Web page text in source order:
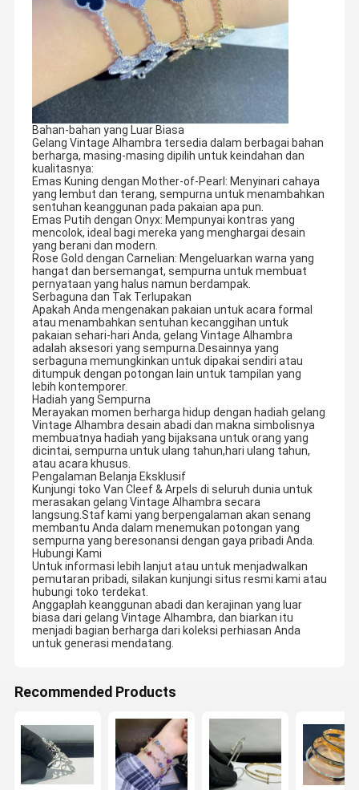
Rumah Produk Tentang Kita
Pabrik
Bahan-bahan yang Luar Biasa
Gelang Vintage Alhambra tersedia dalam berbagai bahan
berharga, masing-masing dipilih untuk keindahan dan
kualitasnya:
Emas Kuning dengan Mother-of-Pearl: Menyinari cahaya
yang lembut dan terang, sempurna untuk menambahkan
sentuhan keanggunan pada pakaian apa pun.
Emas Putih dengan Onyx: Mempunyai kontras yang
mencolok, ideal bagi mereka yang menghargai desain
yang berani dan modern.
Rose Gold dengan Carnelian: Mengeluarkan warna yang
hangat dan bersemangat, sempurna untuk membuat
pernyataan yang halus namun berdampak.
Serbaguna dan Tak Terlupakan
Apakah Anda mengenakan pakaian untuk acara formal
atau menambahkan sentuhan kecanggihan untuk
pakaian sehari-hari Anda, gelang Vintage Alhambra
adalah aksesori yang sempurna.Desainnya yang
serbaguna memungkinkan untuk dipakai sendiri atau
ditumpuk dengan potongan lain untuk tampilan yang
lebih kontemporer.
Hadiah yang Sempurna
Merayakan momen berharga hidup dengan hadiah gelang
Vintage Alhambra desain abadi dan makna simbolisnya
membuatnya hadiah yang bijaksana untuk orang yang
dicintai, sempurna untuk ulang tahun,hari ulang tahun,
atau acara khusus.
Pengalaman Belanja Eksklusif
Kunjungi toko Van Cleef & Arpels di seluruh dunia untuk
merasakan gelang Vintage Alhambra secara
langsung.Staf kami yang berpengalaman akan senang
membantu Anda dalam menemukan potongan yang
sempurna yang beresonansi dengan gaya pribadi Anda.
Hubungi Kami
Untuk informasi lebih lanjut atau untuk menjadwalkan
pemutaran pribadi, silakan kunjungi situs resmi kami atau
hubungi toko terdekat.
Anggaplah keanggunan abadi dan kerajinan yang luar
biasa dari gelang Vintage Alhambra, dan biarkan itu
menjadi bagian berharga dari koleksi perhiasan Anda
untuk generasi mendatang.
Recommended Products
untuk memecahkan masalah perusahaan kecil dan menengah
untuk memulai bisnis, kami dapat memberikan semua gambar
produk,Kami bertanggung jawab untuk produksi dan pengiriman,
Anda hanya perlu membangun situs penjualan, tidak ada
persediaan, tidak ada biaya.
1Kapasitas produksi: Top Luxury adalah No. 1 dalam kapasitas